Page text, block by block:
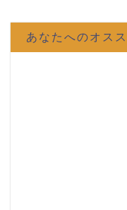
あなたへのオス